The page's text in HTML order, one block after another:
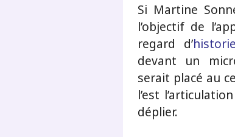
Si Martine
l’objectif de
regard d’
devant un
serait placé au
l’est
déplier.